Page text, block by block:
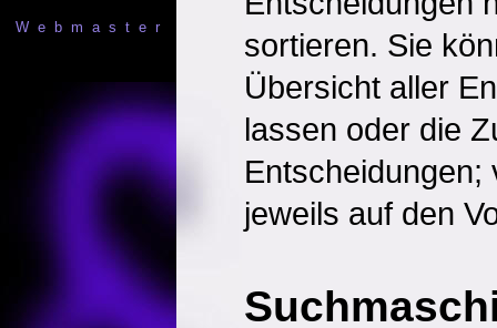
W e b m a s t e r
sortieren. Sie
Übersicht aller
lassen oder die
Entscheidungen;
jeweils auf den